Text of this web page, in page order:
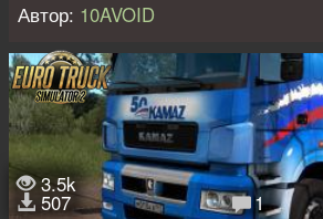
Автор: 10AVOID
3.5k
507 1